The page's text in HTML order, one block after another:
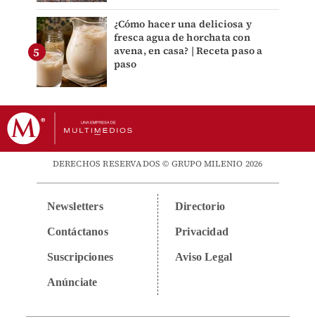
¿Cómo hacer una deliciosa y
fresca agua de horchata con
avena, en casa? | Receta paso a
paso
DERECHOS RESERVADOS © GRUPO MILENIO 2026
Newsletters
Contáctanos
Suscripciones
Anúnciate
Directorio
Privacidad
Aviso Legal